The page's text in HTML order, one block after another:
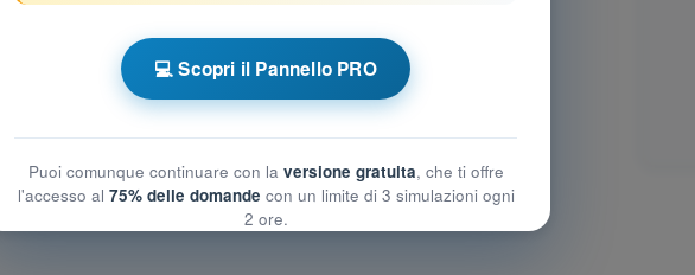
tempo PPL(H) - Licenza Pilota Privato
💻 Scopri il Pannello PRO
Puoi comunque continuare con la versione gratuita, che ti offre
l'accesso al 75% delle domande con un limite di 3 simulazioni ogni
2 ore.